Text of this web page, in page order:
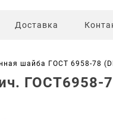
Доставка
шайба ГОСТ 6958-78
ГОСТ6958-